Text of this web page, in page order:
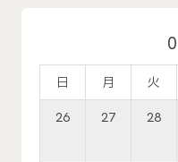
日 月 火
26 27 28